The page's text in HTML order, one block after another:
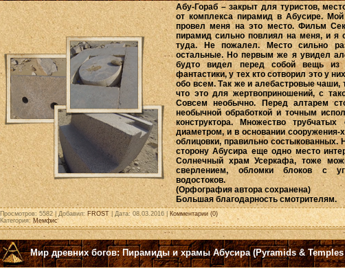
Абу-Гораб – закрыт для туристов,
от комплекса пирамид в Абусире.
провел меня на это место. Фильм
пирамид сильно повлиял на меня, и я
туда. Не пожалел. Место сильно
остальные. Но первым же я увидел
будто видел перед собой вещь из
фантастики, у тех кто сотворил это у
обо всем. Так же и алебастровые чаши,
что это для жертвоприношений, с
Совсем необычно. Перед алтарем
необычной обработкой и точным
конструктора. Множество
диаметром, и в основании сооружения-
облицовки, правильно состыкованных.
сторону Абусира еще одно место
Солнечный храм Усеркафа, тоже
сверлением, обломки блоков с
водостоков.
(Орфография автора сохранена)
Большая благодарность смотрителям.
Просмотров: 5582 | Добавил: FROST | Дата:08.03.2016| Комментарии (0)
Категория:Мемфис
Мир древних богов: Пирамиды и храмы Абусира (Pyramids &